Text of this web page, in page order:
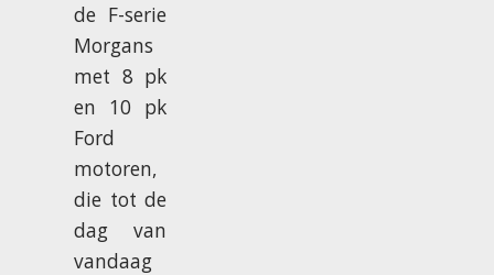
de F-serie
Morgans
met 8 pk
en 10 pk
Ford
motoren,
die tot de
dag van
vandaag